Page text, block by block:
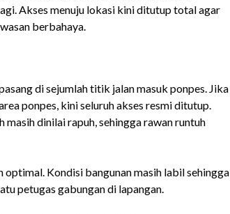
Akses menuju lokasi kini ditutup total agar
berbahaya.
di sejumlah titik jalan masuk ponpes. Jika
ponpes, kini seluruh akses resmi ditutup.
dinilai rapuh, sehingga rawan runtuh
Kondisi bangunan masih labil sehingga
petugas gabungan di lapangan.